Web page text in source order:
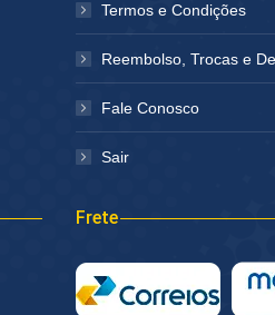
Termos e Condições
Reembolso, Trocas e
Fale Conosco
Sair
Frete